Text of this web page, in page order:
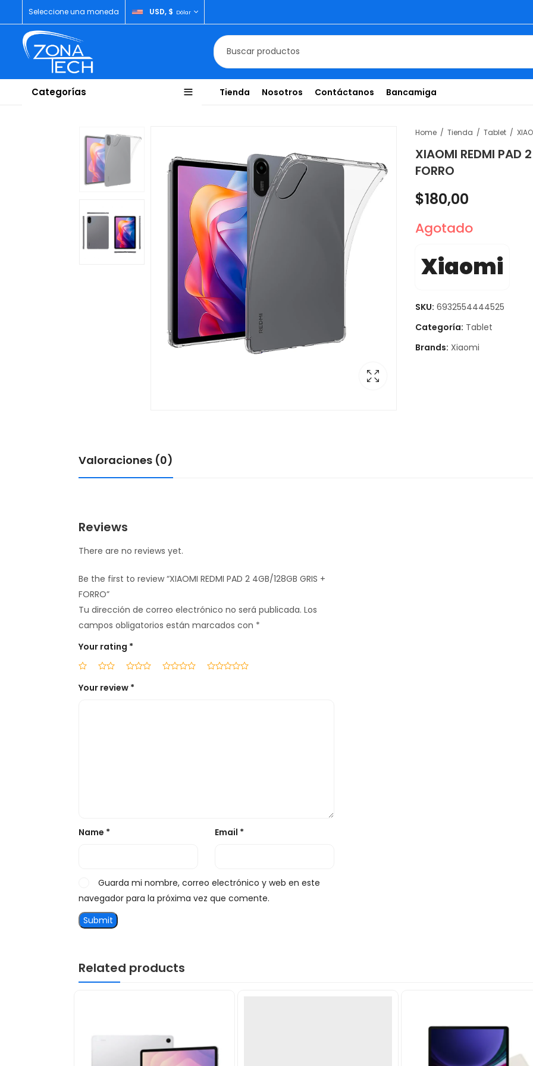
Seleccione una moneda USD, $ Dólar
Categorías Tienda Nosotros Contáctanos Bancamiga
Home Tienda Tablet
XIAOMI REDMI PAD
FORRO
$180,00
Agotado
Xiaomi
SKU: 6932554444525
Categoría: Tablet
Brands: Xiaomi
Valoraciones (0)
Reviews
There are no reviews yet.
Be the first to review “XIAOMI REDMI PAD 2 4GB/128GB GRIS +
FORRO”
Tu dirección de correo electrónico no será publicada. Los
campos obligatorios están marcados con *
Your rating *
Your review *
Name * Email *
Guarda mi nombre, correo electrónico y web en este
navegador para la próxima vez que comente.
Related products